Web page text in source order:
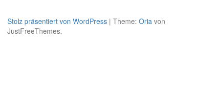
Stolz präsentiert von WordPress | Theme: Oria von
JustFreeThemes.